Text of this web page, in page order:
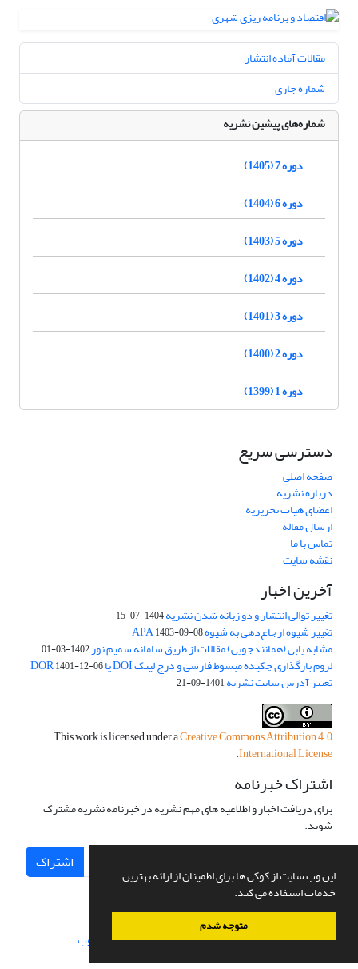
این وب سایت از کوکی ها برای اطمینان از ارائه بهترین
خدمات استفاده می کند.
متوجه شدم
مقالات آماده انتشار
شماره جاری
شماره‌های پیشین نشریه
دوره 7 (1405)
دوره 6 (1404)
دوره 5 (1403)
دوره 4 (1402)
دوره 3 (1401)
دوره 2 (1400)
دوره 1 (1399)
دسترسی سریع
صفحه اصلی
درباره نشریه
اعضای هیات تحریریه
ارسال مقاله
تماس با ما
نقشه سایت
آخرین اخبار
تغییر توالی انتشار و دو زبانه شدن نشریه1404-07-15
تغییر شیوه ارجاع‌دهی به شیوه APA1403-09-08
مشابه یابی (همانندجویی) مقالات از طریق سامانه سمیم نور1402-03-01
لزوم بارگذاری چکیده مبسوط فارسی و درج لینک DOI یا DOR 1401-12-06
تغییر آدرس سایت نشریه1401-09-21
This work is licensed under aCreative Commons Attribution 4.0
International License
.
اشتراک خبرنامه
برای دریافت اخبار و اطلاعیه های مهم نشریه در خبرنامه نشریه مشترک
شوید.
اشتراک
سامانه مدیریت نشریات علمی.طراحی و پیاده سازی از سیناوب